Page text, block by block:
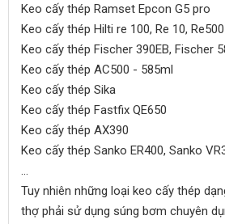
Keo cấy thép Ramset Epcon G5 pro
Keo cấy thép Hilti re 100, Re 10,
Keo cấy thép Fischer 390EB, Fischer
Keo cấy thép AC500 - 585ml
Keo cấy thép Sika
Keo cấy thép Fastfix QE650
Keo cấy thép AX390
Keo cấy thép Sanko ER400, Sanko
Tuy nhiên những loại keo cấy thép
thợ phải sử dụng súng bơm chuyên